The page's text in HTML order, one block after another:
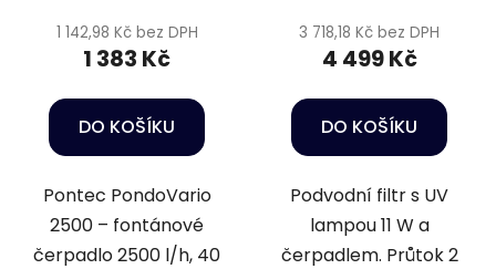
1 142,98 Kč bez DPH
1 383 Kč
DO KOŠÍKU
Pontec PondoVario
2500 – fontánové
čerpadlo 2500 l/h, 40
3 718,18 Kč bez DPH
4 499 Kč
DO KOŠÍKU
Podvodní filtr s UV
lampou 11 W a
čerpadlem. Průtok 2